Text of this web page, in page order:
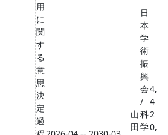
用
に
関
す
る
意
思
決
定
過
山
田
日
本
学
術
振
興
会
/
科
学
4,
4
2
0,